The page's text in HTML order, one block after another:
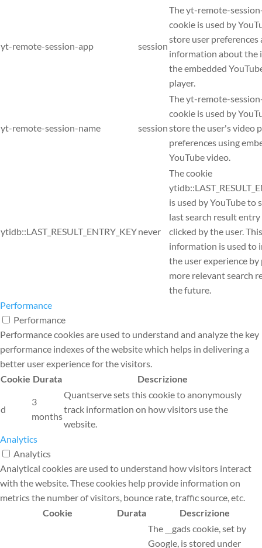
yt-remote-session-app session
The yt-remote-
cookie is used by
store user preferences
information about the
the embedded
player.
yt-remote-session-name session
The yt-remote-
cookie is used by
store the user's video
preferences using
YouTube video.
ytidb::LAST_RESULT_ENTRY_KEYnever
The cookie
is used by YouTube to
last search result
clicked by the user. This
information is used to
the user experience
more relevant search
the future.
Performance
Performance
Performance cookies are used to understand and analyze the key
performance indexes of the website which helps in delivering a
better user experience for the visitors.
Cookie Durata Descrizione
d
3
months
Quantserve sets this cookie to anonymously
track information on how visitors use the
website.
Analytics
Analytics
Analytical cookies are used to understand how visitors interact
with the website. These cookies help provide information on
metrics the number of visitors, bounce rate, traffic source, etc.
Cookie
Durata Descrizione
The __gads cookie, set by
Google, is stored under